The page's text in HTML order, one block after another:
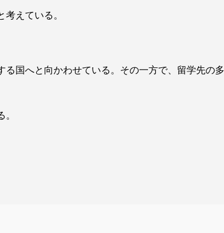
えている。
国へと向かわせている。その一方で、留学先の